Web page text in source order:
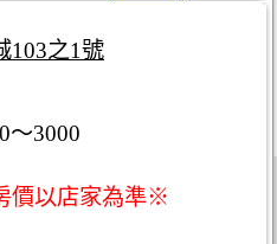
103之1號
～3000
價以店家為準※